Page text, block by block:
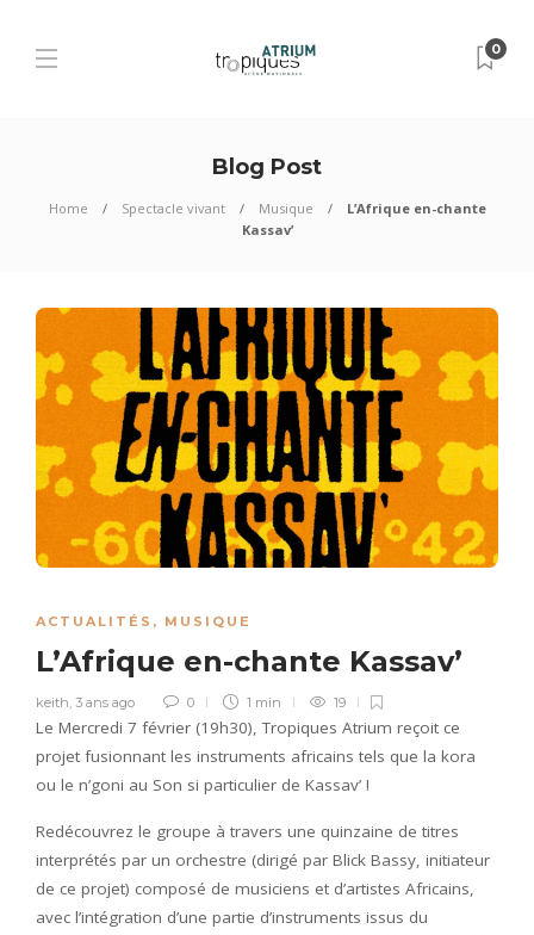
0
Blog Post
Home Spectacle vivant Musique
L’Afrique en-chante
Kassav’
ACTUALITÉS , MUSIQUE
L’Afrique en-chante Kassav’
keith, 3 ans ago 0 1 min 19
Le Mercredi 7 février (19h30), Tropiques Atrium reçoit ce
projet fusionnant les instruments africains tels que la kora
ou le n’goni au Son si particulier de Kassav’ !
Redécouvrez le groupe à travers une quinzaine de titres
interprétés par un orchestre (dirigé par Blick Bassy, initiateur
de ce projet) composé de musiciens et d’artistes Africains,
avec l’intégration d’une partie d’instruments issus du